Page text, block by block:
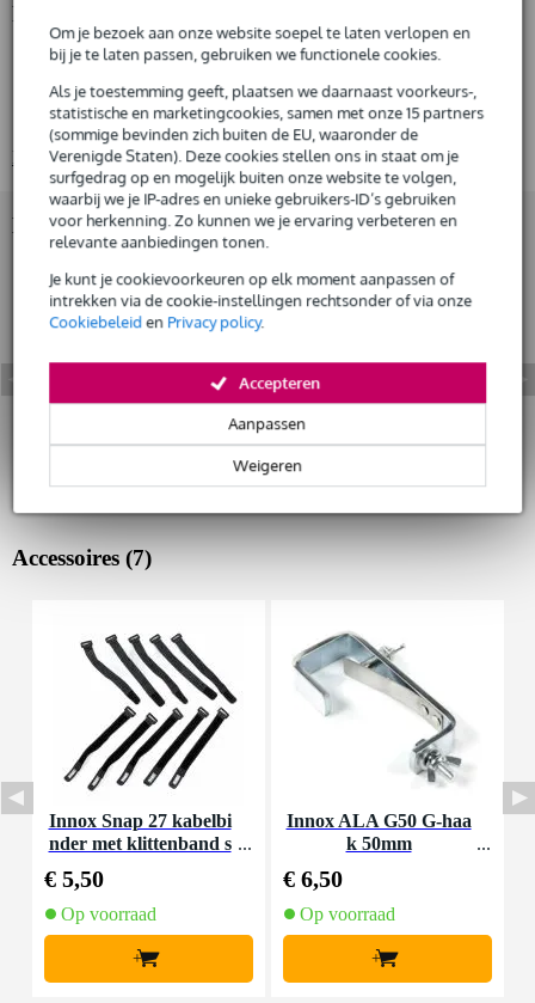
Om je bezoek aan onze website soepel te laten verlopen en
bij je te laten passen, gebruiken we functionele cookies.
Als je toestemming geeft, plaatsen we daarnaast voorkeurs-,
statistische en marketingcookies, samen met onze 15 partners
(sommige bevinden zich buiten de EU, waaronder de
Verenigde Staten). Deze cookies stellen ons in staat om je
surfgedrag op en mogelijk buiten onze website te volgen,
waarbij we je IP-adres en unieke gebruikers-ID’s gebruiken
voor herkenning. Zo kunnen we je ervaring verbeteren en
relevante aanbiedingen tonen.
Je kunt je cookievoorkeuren op elk moment aanpassen of
intrekken via de cookie-instellingen rechtsonder of via onze
Cookiebeleiden Privacy policy.
Weigeren
Aanpassen
Accepteren
Huur meerdere producten tegelijk: min. € 300,- en max.
€ 2.500,-
Gratisthuisbezorgd of op te halen in de winkel
Al na 4 maanden maandelijks opzegbaar
De mogelijkheid om je product(en) met korting te kopen
Snelle vervanging door Bax Music bij een defect
Huur dit product
Productinformatie
materiaal: aluminium
legering: EN AW-6082 T6
hoofdbuis diameter: 50 mm
Bekijk alle productspecificaties
Bekijk ook eens (10)
Accessoires (7)
Innox Snap 27 kabelbi
nder met klittenband s
€ 5,50
Op voorraad
+
Innox ALA G50 G-haa
k 50mm
€ 6,50
Op voorraad
+